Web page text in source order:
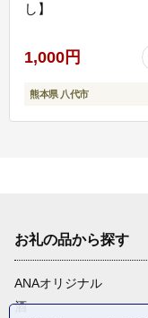
し】
1,000円
熊本県 八代市
お礼の品から探す
ANAオリジナル
酒